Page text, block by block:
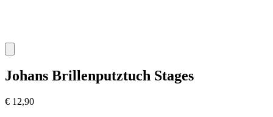
Johans Brillenputztuch Stages
€ 12,90